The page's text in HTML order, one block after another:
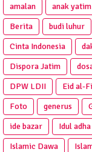
amalan
anak yatim
Berita
budi luhur
Cinta Indonesia
Dispora Jatim
DPW LDII
Eid al-
Foto
generus
ide bazar
Idul adha
Islamic Dawa